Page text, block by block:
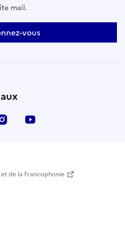
mail.
vous
Instagram
de la Francophonie